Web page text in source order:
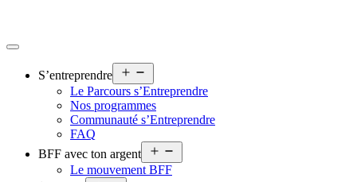
S’entreprendre
le
menu
Le Parcours s’Entreprendre
Nos programmes
Communauté s’Entreprendre
FAQ
BFF avec ton argent
le
Le mouvement BFF